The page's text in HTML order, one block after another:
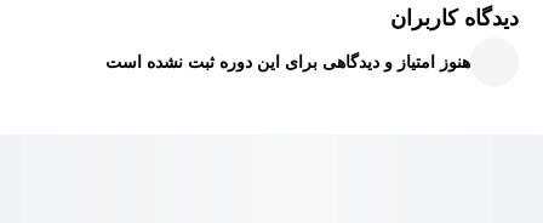
در این دوره از شیوه آموزشی پروژه محور استفاده شده است که در آن
یادگیرنده یک صحنه سه بعدی از یک شهر می سازد و آن را به عنوان یک
صحنه واقعیت مجازی اجرا می کند.
دیدگاه کاربران
هنوز امتیاز و دیدگاهی برای این دوره ثبت نشده است